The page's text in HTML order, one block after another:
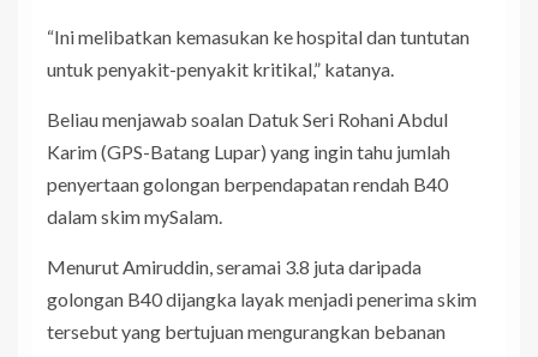
“Ini melibatkan kemasukan ke hospital dan tuntutan
untuk penyakit-penyakit kritikal,” katanya.
Beliau menjawab soalan Datuk Seri Rohani Abdul
Karim (GPS-Batang Lupar) yang ingin tahu jumlah
penyertaan golongan berpendapatan rendah B40
dalam skim mySalam.
Menurut Amiruddin, seramai 3.8 juta daripada
golongan B40 dijangka layak menjadi penerima skim
tersebut yang bertujuan mengurangkan bebanan